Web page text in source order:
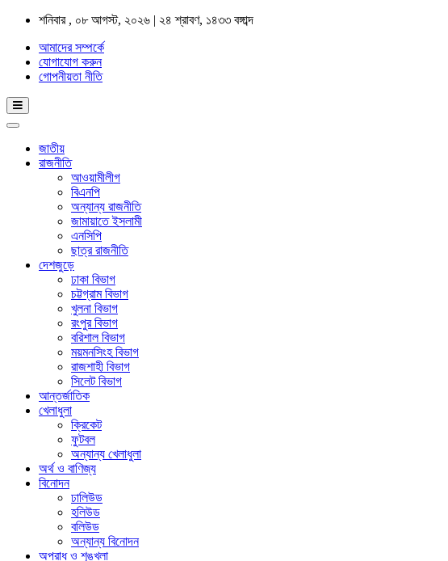
শনিবার , ০৮ আগস্ট, ২০২৬ | ২৪ শ্রাবণ, ১৪৩৩ বঙ্গাব্দ
আমাদের সম্পর্কে
যোগাযোগ করুন
গোপনীয়তা নীতি
জাতীয়
রাজনীতি
আওয়ামীলীগ
বিএনপি
অন্যান্য রাজনীতি
জামায়াতে ইসলামী
এনসিপি
ছাত্র রাজনীতি
দেশজুড়ে
ঢাকা বিভাগ
চট্টগ্রাম বিভাগ
খুলনা বিভাগ
রংপুর বিভাগ
বরিশাল বিভাগ
ময়মনসিংহ বিভাগ
রাজশাহী বিভাগ
সিলেট বিভাগ
আন্তর্জাতিক
খেলাধুলা
ক্রিকেট
ফুটবল
অন্যান্য খেলাধুলা
অর্থ ও বাণিজ্য
বিনোদন
ঢালিউড
হলিউড
বলিউড
অন্যান্য বিনোদন
অপরাধ ও শৃঙ্খলা